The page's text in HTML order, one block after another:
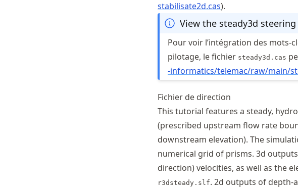
stabilisate2d.cas).
View the steady3d
Pour voir l’intégration des mots-
pilotage, le fichier steady3d.cas
-informatics/telemac/raw/main/
Fichier de direction
This tutorial features a steady,
(prescribed upstream flow rate
downstream elevation). The
numerical grid of prisms. 3d
direction) velocities, as well as the
r3dsteady.slf. 2d outputs of depth-